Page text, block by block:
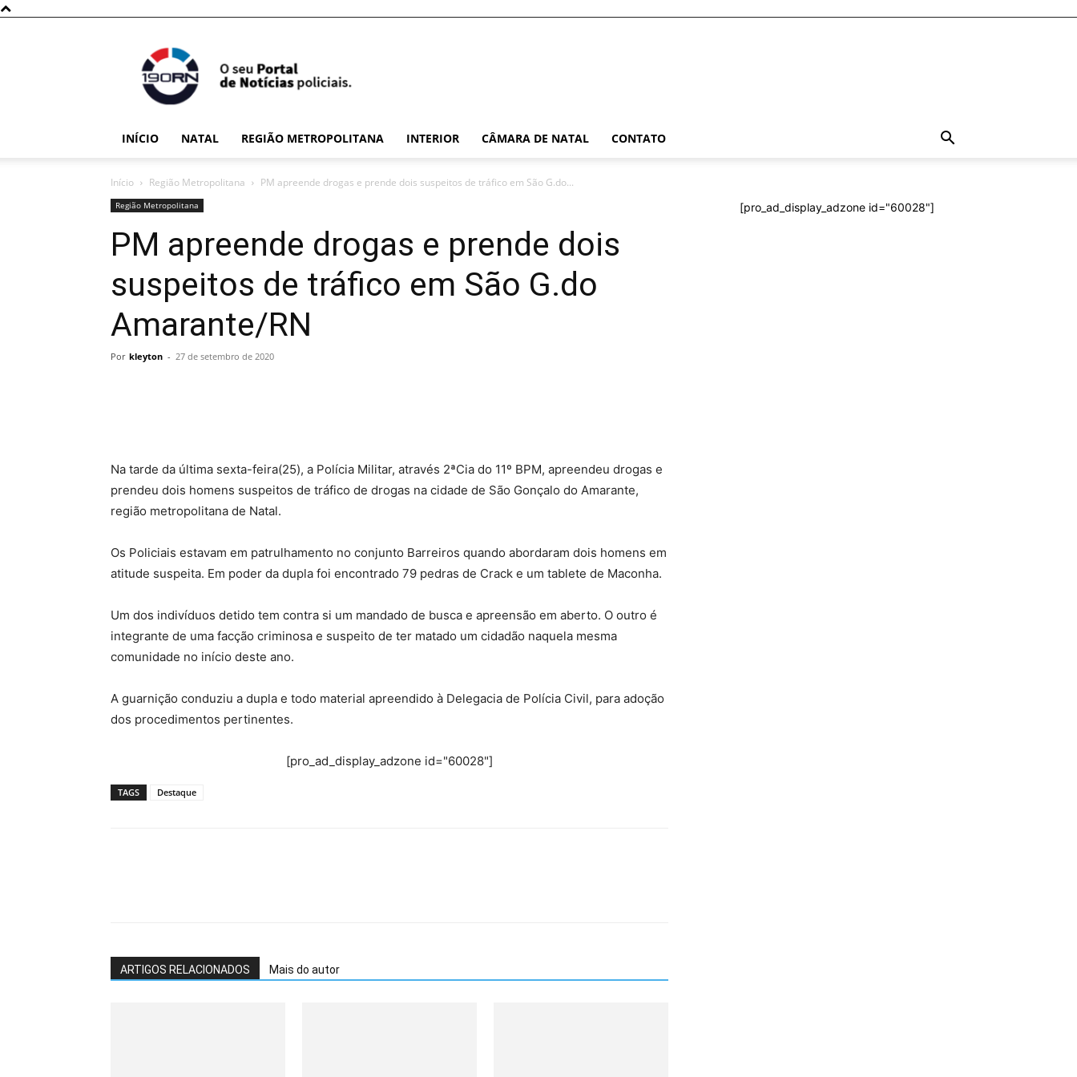
INÍCIO NATAL REGIÃO METROPOLITANA INTERIOR CÂMARA DE NATAL CONTATO
Início Região Metropolitana PM apreende drogas e prende dois suspeitos de tráfico em São G.do...
Região Metropolitana
PM apreende drogas e prende dois
suspeitos de tráfico em São G.do
Amarante/RN
Por kleyton - 27 de setembro de 2020
Na tarde da última sexta-feira(25), a Polícia Militar, através 2ªCia do 11º BPM, apreendeu drogas e
prendeu dois homens suspeitos de tráfico de drogas na cidade de São Gonçalo do Amarante,
região metropolitana de Natal.
Os Policiais estavam em patrulhamento no conjunto Barreiros quando abordaram dois homens em
atitude suspeita. Em poder da dupla foi encontrado 79 pedras de Crack e um tablete de Maconha.
Um dos indivíduos detido tem contra si um mandado de busca e apreensão em aberto. O outro é
integrante de uma facção criminosa e suspeito de ter matado um cidadão naquela mesma
comunidade no início deste ano.
A guarnição conduziu a dupla e todo material apreendido à Delegacia de Polícia Civil, para adoção
dos procedimentos pertinentes.
[pro_ad_display_adzone id="60028"]
TAGS Destaque
ARTIGOS RELACIONADOS Mais do autor
[pro_ad_display_adzone id="60028"]